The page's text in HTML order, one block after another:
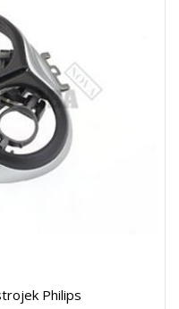
Philips